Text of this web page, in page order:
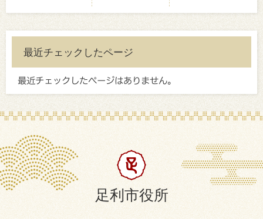
最近チェックしたページ
最近チェックしたページはありません。
足利市役所